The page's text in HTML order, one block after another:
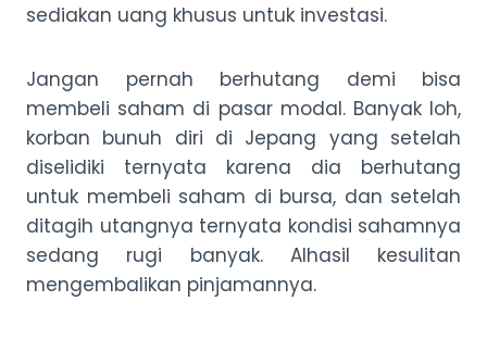
sediakan uang khusus untuk investasi.
Jangan pernah berhutang demi bisa
membeli saham di pasar modal. Banyak loh,
korban bunuh diri di Jepang yang setelah
diselidiki ternyata karena dia berhutang
untuk membeli saham di bursa, dan setelah
ditagih utangnya ternyata kondisi sahamnya
sedang rugi banyak. Alhasil kesulitan
mengembalikan pinjamannya.